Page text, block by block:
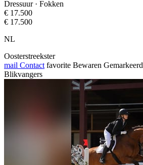
Dressuur · Fokken
€ 17.500
€ 17.500
NL
Oosterstreekster
mail Contact favorite Bewaren Gemarkeerd
Blikvangers